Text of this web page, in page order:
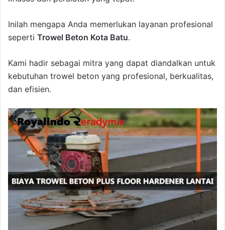
Inilah mengapa Anda memerlukan layanan profesional
seperti Trowel Beton Kota Batu.
Kami hadir sebagai mitra yang dapat diandalkan untuk
kebutuhan trowel beton yang profesional, berkualitas,
dan efisien.